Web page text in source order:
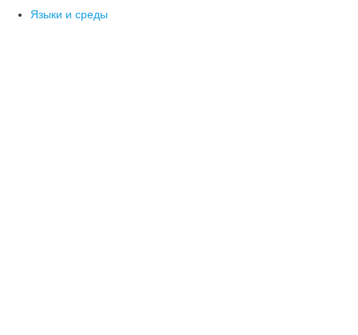
Языки и среды